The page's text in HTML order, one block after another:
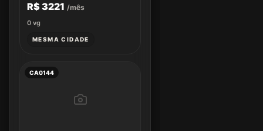
R$ 3221 /mês
0 vg
MESMA CIDADE
CA0144